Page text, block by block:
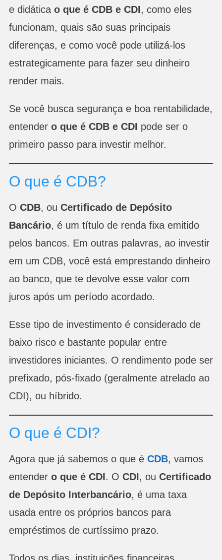
e didática o que é CDB e CDI, como eles
funcionam, quais são suas principais
diferenças, e como você pode utilizá-los
estrategicamente para fazer seu dinheiro
render mais.
Se você busca segurança e boa rentabilidade,
entender o que é CDB e CDI pode ser o
primeiro passo para investir melhor.
O que é CDB?
O CDB, ou Certificado de Depósito
Bancário, é um título de renda fixa emitido
pelos bancos. Em outras palavras, ao investir
em um CDB, você está emprestando dinheiro
ao banco, que te devolve esse valor com
juros após um período acordado.
Esse tipo de investimento é considerado de
baixo risco e bastante popular entre
investidores iniciantes. O rendimento pode ser
prefixado, pós-fixado (geralmente atrelado ao
CDI), ou híbrido.
O que é CDI?
Agora que já sabemos o que é CDB, vamos
entender o que é CDI. O CDI, ou Certificado
de Depósito Interbancário, é uma taxa
usada entre os próprios bancos para
empréstimos de curtíssimo prazo.